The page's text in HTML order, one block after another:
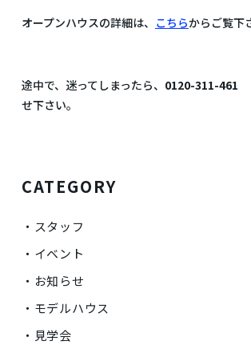
オープンハウスの詳細は、 こちらからご覧下
途中で、迷ってしまったら、 0120-311-461
せ下さい。
CATEGORY
スタッフ
イベント
お知らせ
モデルハウス
見学会